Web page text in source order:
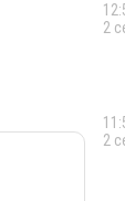
2
2